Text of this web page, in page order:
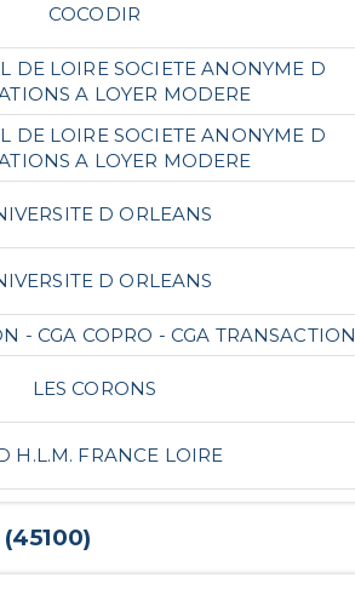
COCODIR
DE LOIRE SOCIETE ANONYME D
A LOYER MODERE
DE LOIRE SOCIETE ANONYME D
A LOYER MODERE
D ORLEANS
D ORLEANS
- CGA COPRO - CGA TRANSACTION
LES CORONS
H.L.M. FRANCE LOIRE
45100)